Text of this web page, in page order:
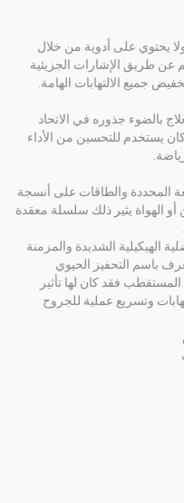
يحتوي على أدوية من خلال
عن طريق الإشارات الجزيئية
جميع الالتهابات الهامة.
بالضوء جذوره في الاتحاد
يستخدم للتحسين من الأداء
المحددة والطاقات على أنسجة
أو الهواة يثير ذلك سلسلة معقدة
الهيكيلية الشديدة والمزمنة
باسم التحفيز الحيوي
فقد كان لها تأثير
وتسريع عملية للجروح